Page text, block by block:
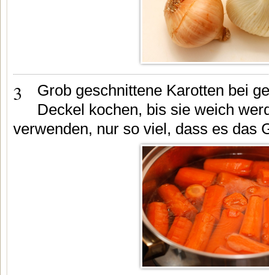
3
Grob geschnittene Karotten bei
Deckel kochen, bis sie weich
verwenden, nur so viel, dass es das